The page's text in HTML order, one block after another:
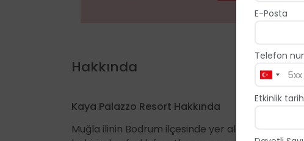
E-Posta
Telefon
Etkinlik
Hakkında
Kaya Palazzo Resort Hakkında
Muğla ilinin Bodrum ilçesinde yer alan Kaya